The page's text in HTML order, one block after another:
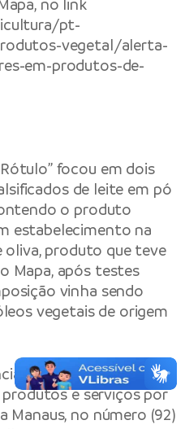
no link
pt-
vegetal/alerta-
em-produtos-de-
focou em dois
de leite em pó
o produto
estabelecimento na
oliva, produto que teve
Mapa, após testes
vinha sendo
vegetais de origem
irregularidades
e serviços por
Manaus, no número (92)